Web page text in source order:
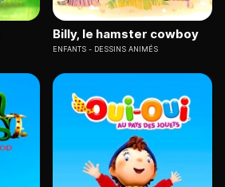
Billy, le hamster cowboy
ENFANTS DESSINS ANIMÉS